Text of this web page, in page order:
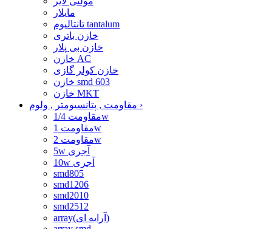
مایلار
تانتالیوم tantalum
خازن باتری
خازن بی پلار
خازن AC
خازن کولر گازی
خازن smd 603
خازن MKT
›
مقاومت 1/4w
مقاومت 1w
مقاومت 2w
5w آجری
10w آجری
smd805
smd1206
smd2010
smd2512
array(آرایه ای)